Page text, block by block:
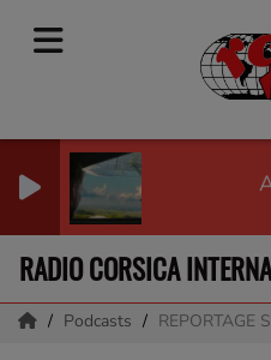
RADIO CORSICA
Podcasts REPORTAGE